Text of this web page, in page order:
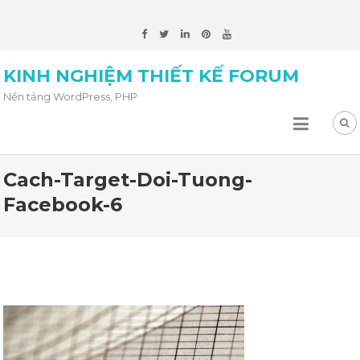
KINH NGHIỆM THIẾT KẾ FORUM
Nền tảng WordPress, PHP
Cach-Target-Doi-Tuong-
Facebook-6